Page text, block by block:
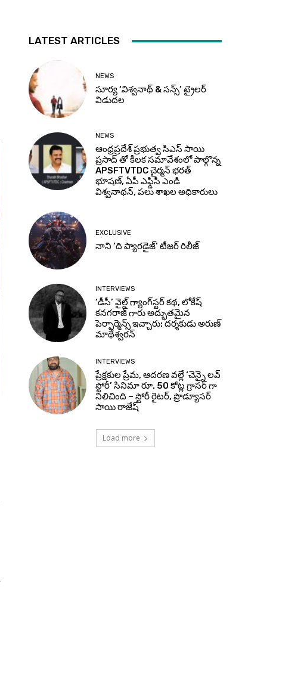
LATEST ARTICLES
NEWS
సూర్య ‘విశ్వనాథ్ & సన్స్’ ట్రైలర్
విడుదల
NEWS
ఆంధ్రప్రదేశ్ ప్రభుత్వ సిఎస్ సాయి
ప్రసాద్ తో కీలక సమావేశంలో పాల్గొన్న
APSFTVTDC చైర్మన్ భరత్
భూషణ్, ఏపీ ఎఫ్డిసి ఎండి
విశ్వనాథన్, పలు శాఖల అధికారులు
EXCLUSIVE
నాని ‘ది ప్యారడైజ్’ టీజర్‌ రిలీజ్
INTERVIEWS
‘డీసీ’ వైల్డ్ గ్యాంగ్‌స్టర్ కథ, లోకేష్
కనగరాజ్ గారు అద్భుతమైన
పెర్ఫార్మెన్స్ ఇచ్చారు: దర్శకుడు అరుణ్
మాథేశ్వరన్
INTERVIEWS
ప్రేక్షకుల ప్రేమ, ఆదరణ వల్లే ‘చెన్నై లవ్
స్టోరీ’ సినిమా రూ. 50 కోట్ల గ్రాసర్ గా
నిలిచింది – స్టోరీ రైటర్, ప్రొడ్యూసర్
సాయి రాజేష్
Load more